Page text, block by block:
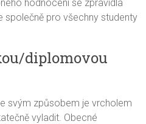
hodnocení se zpravidla
společně pro všechny studenty
diplomovou
svým způsobem je vrcholem
vyladit. Obecné